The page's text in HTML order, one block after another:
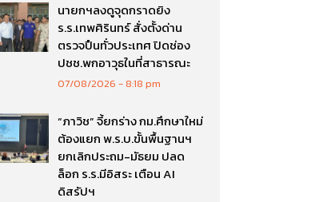
นายกฯลงดูจุดกราดยิง
ร.ร.เทพศิรินทร์ สั่งตั้งด่าน
ตรวจปืนทั่วประเทศ ปิดช่อง
ปชช.พกอาวุธในที่สาธารณะ
07/08/2026 8:18 pm
“ภาวิช” จี้ยกร่าง กม.ศึกษาใหม่
ต้องแยก พ.ร.บ.ขั้นพื้นฐานฯ
ยกเลิกประถม-มัธยม ปลด
ล็อก ร.ร.มีอิสระ เตือน AI
ดิสรัปฯ